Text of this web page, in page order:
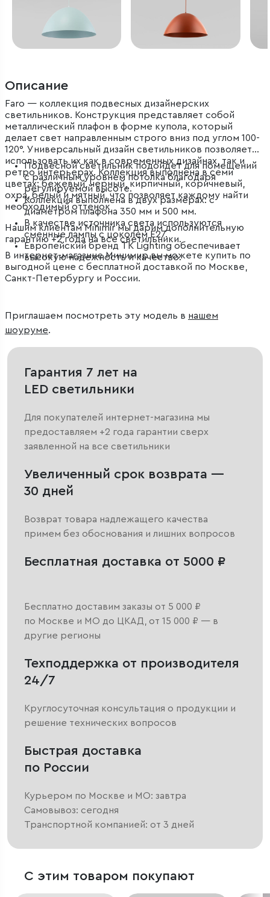
Описание
Faro — коллекция подвесных дизайнерских
светильников. Конструкция представляет собой
металлический плафон в форме купола, который
делает свет направленным строго вниз под углом 100-
120°. Универсальный дизайн светильников позволяет
использовать их как в современных дизайнах, так и
ретро интерьерах. Коллекция выполнена в семи
цветах: бежевый, черный, кирпичный, коричневый,
охра, белый и мятный, что позволяет каждому найти
необходимый оттенок
Подвесной светильник подойдет для помещений
с различным уровнем потолка благодаря
регулируемой высоте.
Коллекция выполнена в двух размерах: с
диаметром плафона 350 мм и 500 мм.
В качестве источника света используются
сменные лампы с цоколем Е27.
Европейский бренд TK Lighting обеспечивает
высокую надежность и качество.
Нашим клиентам Minimir мы дарим дополнительную
гарантию +2 года на все светильники.
В интернет-магазине Минимир вы можете купить по
выгодной цене с бесплатной доставкой по Москве,
Санкт-Петербургу и России.
Приглашаем посмотреть эту модель в нашем
шоуруме.
Гарантия 7 лет на
LED светильники
Для покупателей интернет-магазина мы
предоставляем +2 года гарантии сверх
заявленной на все светильники
Увеличенный срок возврата —
30 дней
Возврат товара надлежащего качества
примем без обоснования и лишних вопросов
Бесплатная доставка от 5000 ₽
Бесплатно доставим заказы от 5 000 ₽
по Москве и МО до ЦКАД, от 15 000 ₽ — в
другие регионы
Техподдержка от производителя
24/7
Круглосуточная консультация о продукции и
решение технических вопросов
Быстрая доставка
по России
Курьером по Москве и МО: завтра
Самовывоз: сегодня
Транспортной компанией: от 3 дней
С этим товаром покупают